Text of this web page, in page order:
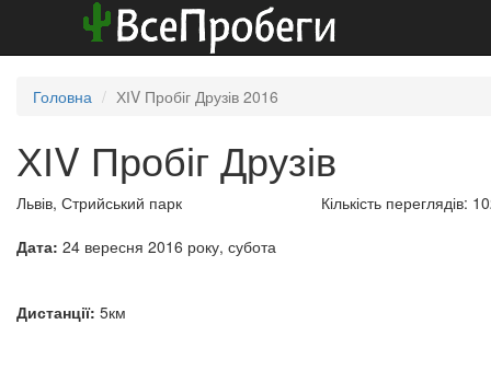
Головна ХІV Пробіг Друзів 2016
ХІV Пробіг Друзів
Львів, Стрийський парк
Кількість переглядів:
Дата: 24 вересня 2016 року, субота
Дистанції: 5км